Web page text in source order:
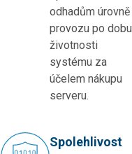
odhadům úrovně
provozu po dobu
životnosti
systému za
účelem nákupu
serveru.
Spolehlivost